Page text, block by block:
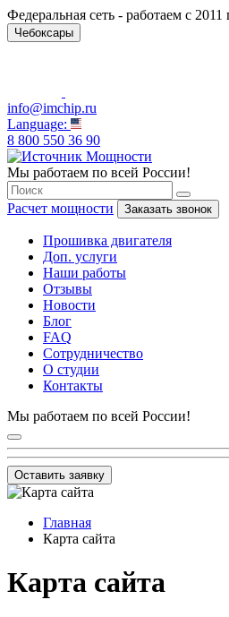
Федеральная сеть - работаем с 2011
Чебоксары
info@imchip.ru
Language:
8 800 550 36 90
Мы работаем по всей России!
Расчет мощности Заказать звонок
Прошивка двигателя
Доп. услуги
Наши работы
Отзывы
Новости
Блог
FAQ
Сотрудничество
О студии
Контакты
Мы работаем по всей России!
Оставить заявку
Главная
Карта сайта
Карта сайта